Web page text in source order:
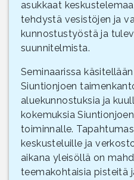
asukkaat
tehdystä vesistöjen ja
kunnostustyöstä ja
suunnitelmista.
Seminaarissa
Siuntionjoen
aluekunnostuksia ja
kokemuksia
toiminnalle.
keskusteluille ja
aikana yleisöllä on
teemakohtaisia pisteitä